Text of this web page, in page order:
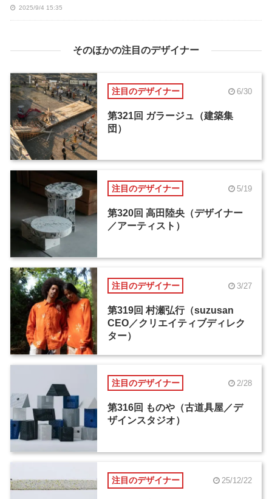
2025/9/4 15:35
そのほかの注目のデザイナー
注目のデザイナー 6/30
第321回 ガラージュ（建築集
団）
注目のデザイナー 5/19
第320回 高田陸央（デザイナー
／アーティスト）
注目のデザイナー 3/27
第319回 村瀬弘行（suzusan
CEO／クリエイティブディレク
ター）
注目のデザイナー 2/28
第316回 ものや（古道具屋／デ
ザインスタジオ）
注目のデザイナー 25/12/22